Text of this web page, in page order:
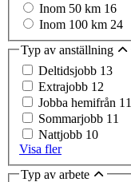
Inom 50 km 16
Inom 100 km 24
Typ av anställning
Deltidsjobb 13
Extrajobb 12
Jobba hemifrån 11
Sommarjobb 11
Nattjobb 10
Visa fler
Typ av arbete